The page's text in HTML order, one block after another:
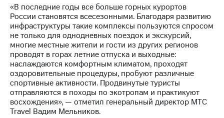
«В последние годы все больше горных курортов
России становятся всесезонными. Благодаря развитию
инфраструктуры такие комплексы пользуются спросом
не только для однодневных поездок и экскурсий,
многие местные жители и гости из других регионов
проводят в горах летние отпуска и выходные:
наслаждаются комфортным климатом, проходят
оздоровительные процедуры, пробуют различные
спортивные активности. Продвинутые туристы
отправляются в походы по экотропам и практикуют
восхождения», — отметил генеральный директор МТС
Travel Вадим Мельников.